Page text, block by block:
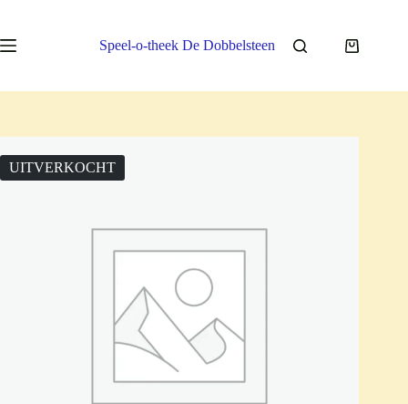
de
inhoud
Speel-o-theek De Dobbelsteen
UITVERKOCHT